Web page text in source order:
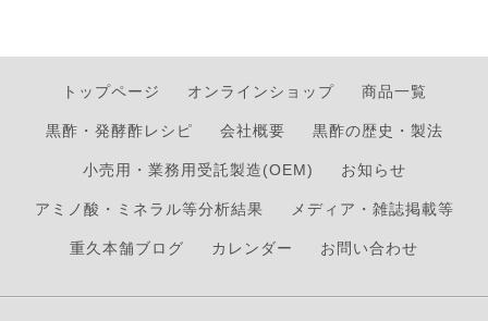
トップページ オンラインショップ 商品一覧
黒酢・発酵酢レシピ 会社概要 黒酢の歴史・製法
小売用・業務用受託製造(OEM) お知らせ
アミノ酸・ミネラル等分析結果 メディア・雑誌掲載等
重久本舗ブログ カレンダー お問い合わせ